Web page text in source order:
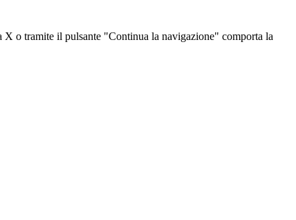
o tramite il pulsante "Continua la navigazione" comporta la